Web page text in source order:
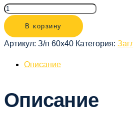
В корзину
Артикул: З/п 60х40 Категория:
Описание
Описание